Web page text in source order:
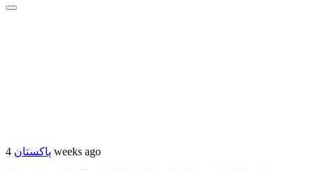
پاکستان 4 weeks ago